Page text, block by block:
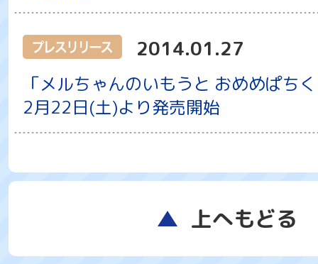
2014.01.27
「メルちゃんのいもうと おめめぱち
2月22日(土)より発売開始
上へもどる